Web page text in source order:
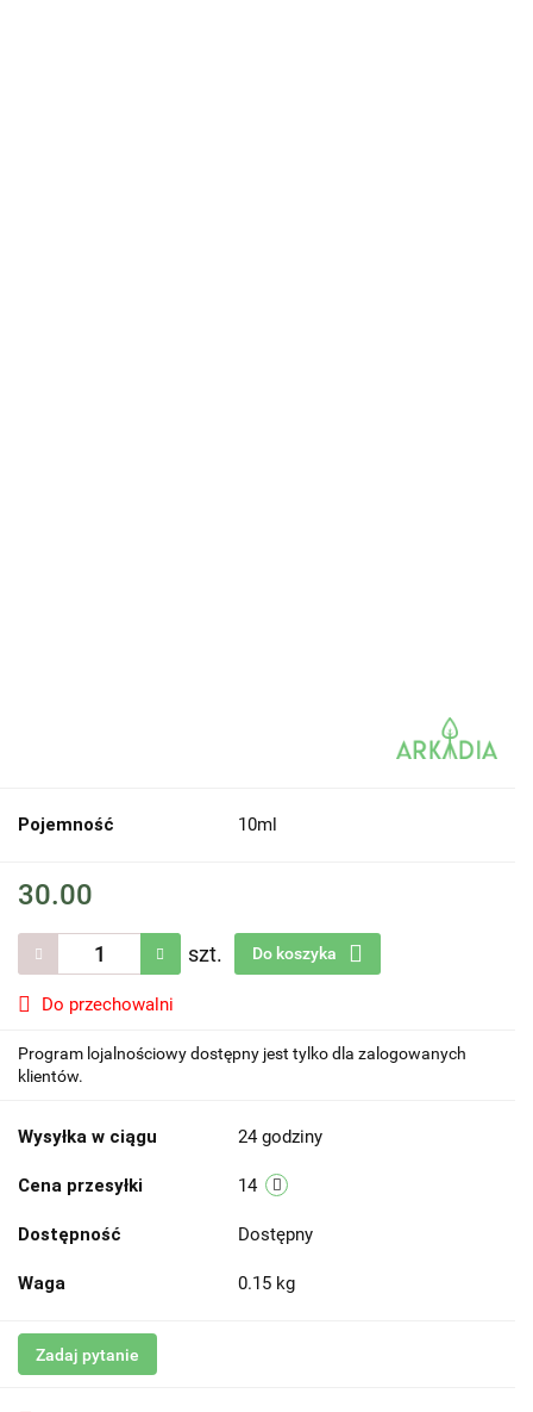
Pojemność 10ml
30.00
szt. Do koszyka
Do przechowalni
Program lojalnościowy dostępny jest tylko dla zalogowanych
klientów.
Wysyłka w ciągu 24 godziny
Cena przesyłki 14
Dostępność Dostępny
Waga 0.15 kg
Zadaj pytanie